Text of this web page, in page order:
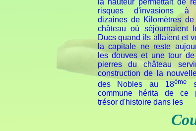
la hauteur permettait de
risques d'invasions à
dizaines de Kilomètres
château où séjournaient
Ducs quand ils allaient et
la capitale ne reste
les douves et une tour
pierres du château
construction de la
des Nobles au 18ème
commune hérita de ce
trésor d'histoire dans les